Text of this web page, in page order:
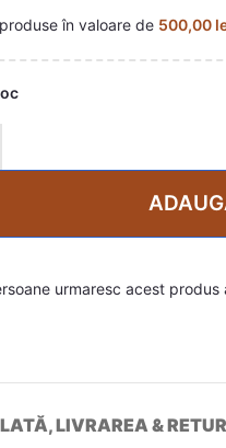
în valoare de 500,00
urmaresc acest produs
LIVRAREA & RETUR